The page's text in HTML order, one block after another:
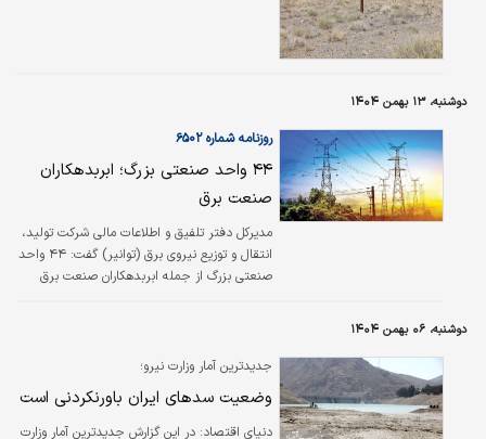
می‌شود؛ دوره‌ای که در آن جهان چندین موج
فناوری، تغییر پارادایم‌های توسعه و تحولات
بنیادین در حکمرانی انرژی را…
دوشنبه، ۱۳ بهمن ۱۴۰۴
روزنامه شماره ۶۵۰۲
۴۴ واحد صنعتی بزرگ؛ ابربدهکاران
صنعت برق
مدیرکل دفتر تلفیق و اطلاعات مالی شرکت تولید،
انتقال و توزیع نیروی برق (توانیر) گفت: ۴۴ واحد
صنعتی بزرگ از جمله ابربدهکاران صنعت برق
دوشنبه، ۰۶ بهمن ۱۴۰۴
جدیدترین آمار وزارت نیرو؛
وضعیت سدهای ایران باورنکردنی است
دنیای اقتصاد: ​در این گزارش جدیدترین آمار وزارت